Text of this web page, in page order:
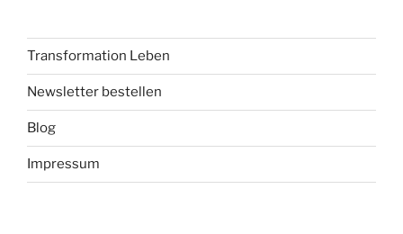
Transformation Leben
Newsletter bestellen
Blog
Impressum